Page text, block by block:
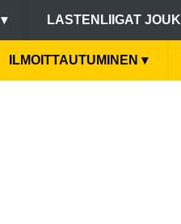
▾ LASTENLIIGAT
ILMOITTAUTUMINEN ▾